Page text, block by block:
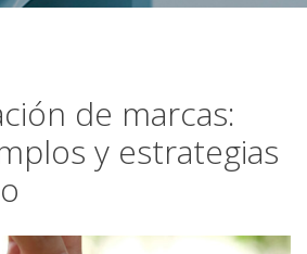
de marcas:
y estrategias